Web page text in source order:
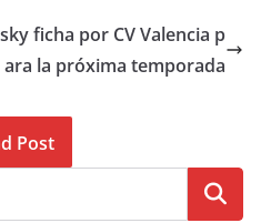
ficha por CV Valencia p
ara la próxima temporada
Post